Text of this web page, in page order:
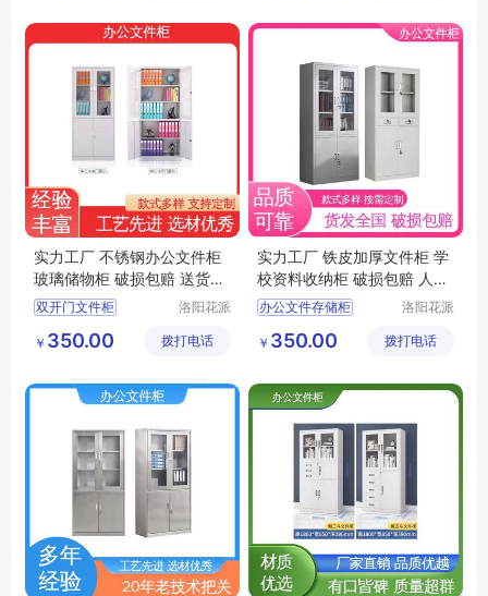
定做智能文件柜
实力工厂 不锈钢办公文件柜
玻璃储物柜 破损包赔 送货上
门
双开门文件柜
学校资料收纳柜
办公文件存储柜
洛阳花派
有限公司
￥ 350.00 拨打电话
实力工厂 铁皮加厚文件柜 学
校资料收纳柜 破损包赔 人性
化设计
办公文件存储柜
办公文件存放柜
办公专用储物柜
洛阳花派
有限公司
￥ 350.00 拨打电话